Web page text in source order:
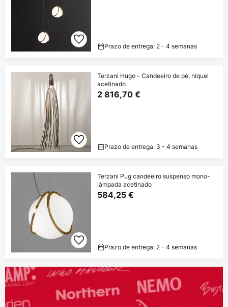
Prazo de entrega: 2 - 4 semanas
Terzani Hugo - Candeeiro de pé, níquel
acetinado
2 816,70 €
Prazo de entrega: 3 - 4 semanas
Terzani Pug candeeiro suspenso mono-
lâmpada acetinado
584,25 €
Prazo de entrega: 2 - 4 semanas